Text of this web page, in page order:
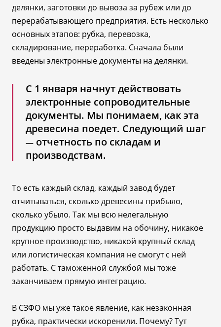
делянки, заготовки до вывоза за рубеж или до
перерабатывающего предприятия. Есть несколько
основных этапов: рубка, перевозка,
складирование, переработка. Сначала были
введены электронные документы на делянки.
С 1 января начнут действовать
электронные сопроводительные
документы. Мы понимаем, как эта
древесина поедет. Следующий шаг
— отчетность по складам и
производствам.
То есть каждый склад, каждый завод будет
отчитываться, сколько древесины прибыло,
сколько убыло. Так мы всю нелегальную
продукцию просто выдавим на обочину, никакое
крупное производство, никакой крупный склад
или логистическая компания не смогут с ней
работать. С таможенной службой мы тоже
заканчиваем прямую интеграцию.
В СЗФО мы уже такое явление, как незаконная
рубка, практически искоренили. Почему? Тут